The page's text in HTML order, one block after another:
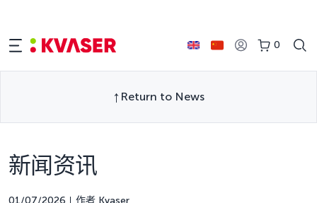
0
Return to News
新闻资讯
01/07/2026 作者 Kvaser